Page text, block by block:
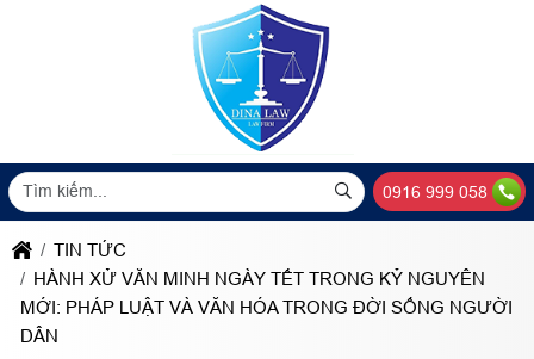
0916 999 058
TIN TỨC
HÀNH XỬ VĂN MINH NGÀY TẾT TRONG KỶ NGUYÊN
MỚI: PHÁP LUẬT VÀ VĂN HÓA TRONG ĐỜI SỐNG NGƯỜI
DÂN